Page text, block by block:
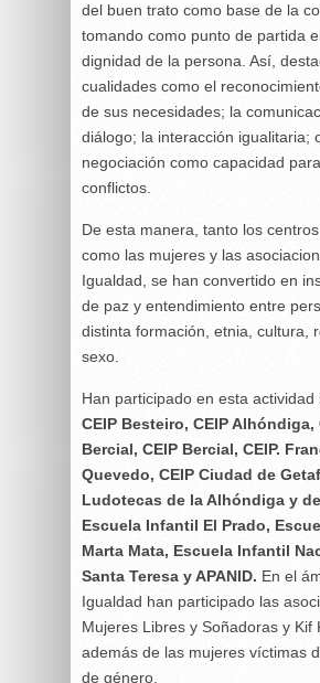
del buen trato como base de la
tomando como punto de partida
dignidad de la persona. Así,
cualidades como el
de sus necesidades; la
diálogo; la interacción igualitaria;
negociación como capacidad
conflictos.
De esta manera, tanto los
como las mujeres y las
Igualdad, se han convertido en
de paz y entendimiento entre
distinta formación, etnia, cultura,
sexo.
Han participado en esta actividad
CEIP Besteiro, CEIP Alhóndiga,
Bercial, CEIP Bercial, CEIP.
Quevedo, CEIP Ciudad de
Ludotecas de la Alhóndiga y
Escuela Infantil El Prado,
Marta Mata, Escuela Infantil
Santa Teresa y APANID. En el
Igualdad han participado las
Mujeres Libres y Soñadoras y Kif
además de las mujeres víctimas
de género.